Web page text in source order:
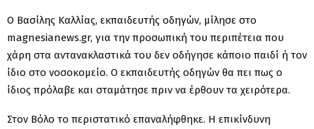
Ο Βασίλης Καλλίας, εκπαιδευτής οδηγών, μίλησε στο
magnesianews.gr, για την προσωπική του περιπέτεια που
χάρη στα αντανακλαστικά του δεν οδήγησε κάποιο παιδί ή τον
ίδιο στο νοσοκομείο. Ο εκπαιδευτής οδηγών θα πει πως ο
ίδιος πρόλαβε και σταμάτησε πριν να έρθουν τα χειρότερα.
Στον Βόλο το περιστατικό επαναλήφθηκε. Η επικίνδυνη